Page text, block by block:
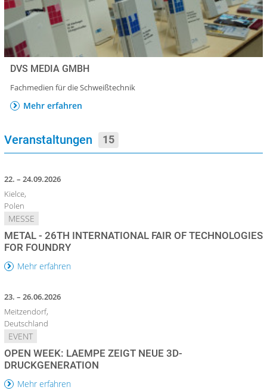
DVS MEDIA GMBH
Fachmedien für die Schweißtechnik
Mehr erfahren
Veranstaltungen 15
22. – 24.09.2026
Kielce,
Polen
MESSE
METAL - 26TH INTERNATIONAL FAIR OF TECHNOLOGIES
FOR FOUNDRY
Mehr erfahren
23. – 26.06.2026
Meitzendorf,
Deutschland
EVENT
OPEN WEEK: LAEMPE ZEIGT NEUE 3D-
DRUCKGENERATION
Mehr erfahren